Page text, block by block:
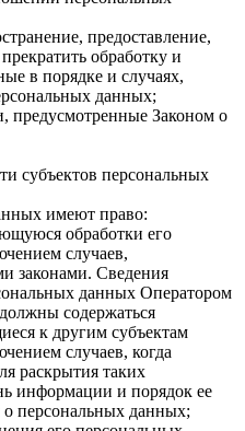
предоставление,
обработку и
в порядке и случаях,
данных;
предусмотренные Законом о
субъектов персональных
имеют право:
обработки его
случаев,
законами. Сведения
данных Оператором
содержаться
к другим субъектам
случаев, когда
раскрытия таких
информации и порядок ее
о персональных данных;